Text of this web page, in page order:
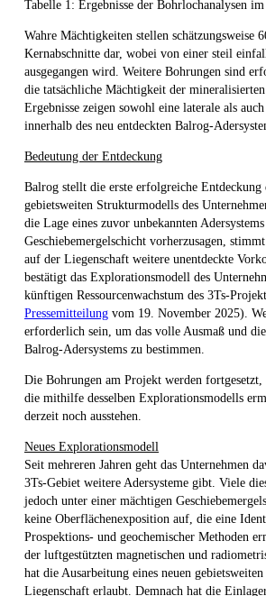
Tabelle 1: Ergebnisse der Bohrlochanalysen
Wahre Mächtigkeiten stellen schätzungsweise
Kernabschnitte dar, wobei von einer steil
ausgegangen wird. Weitere Bohrungen sind
die tatsächliche Mächtigkeit der
Ergebnisse zeigen sowohl eine laterale als
innerhalb des neu entdeckten Balrog-
Bedeutung der Entdeckung
Balrog stellt die erste erfolgreiche
gebietsweiten Strukturmodells des
die Lage eines zuvor unbekannten
Geschiebemergelschicht vorherzusagen,
auf der Liegenschaft weitere unentdeckte
bestätigt das Explorationsmodell des
künftigen Ressourcenwachstum des 3Ts-
Pressemitteilung vom 19. November 2025).
erforderlich sein, um das volle Ausmaß und
Balrog-Adersystems zu bestimmen.
Die Bohrungen am Projekt werden
die mithilfe desselben Explorationsmodells
derzeit noch ausstehen.
Neues Explorationsmodell
Seit mehreren Jahren geht das Unternehmen
3Ts-Gebiet weitere Adersysteme gibt. Viele
jedoch unter einer mächtigen
keine Oberflächenexposition auf, die eine
Prospektions- und geochemischer Methoden
der luftgestützten magnetischen und
hat die Ausarbeitung eines neuen
Liegenschaft erlaubt. Demnach hat die